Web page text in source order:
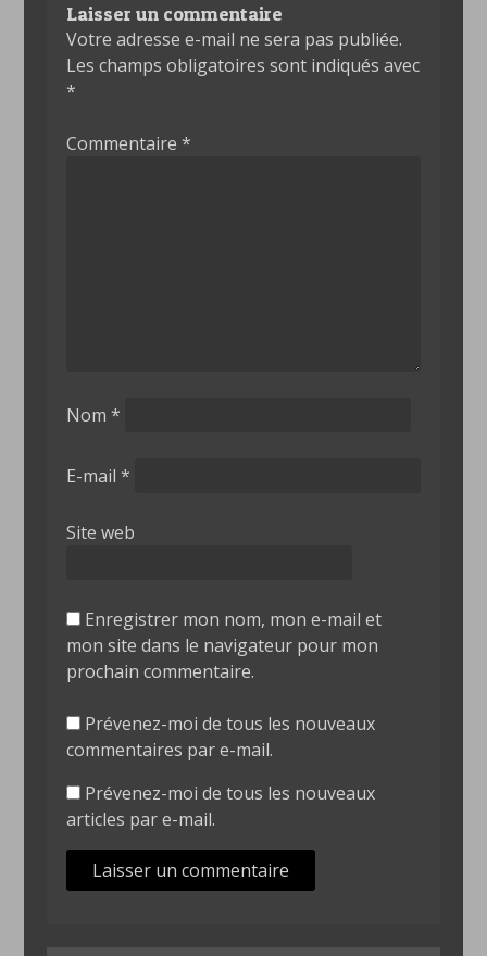
Laisser un commentaire
Votre adresse e-mail ne sera pas publiée.
Les champs obligatoires sont indiqués avec
*
Commentaire *
Nom *
E-mail *
Site web
Enregistrer mon nom, mon e-mail et
mon site dans le navigateur pour mon
prochain commentaire.
Prévenez-moi de tous les nouveaux
commentaires par e-mail.
Prévenez-moi de tous les nouveaux
articles par e-mail.